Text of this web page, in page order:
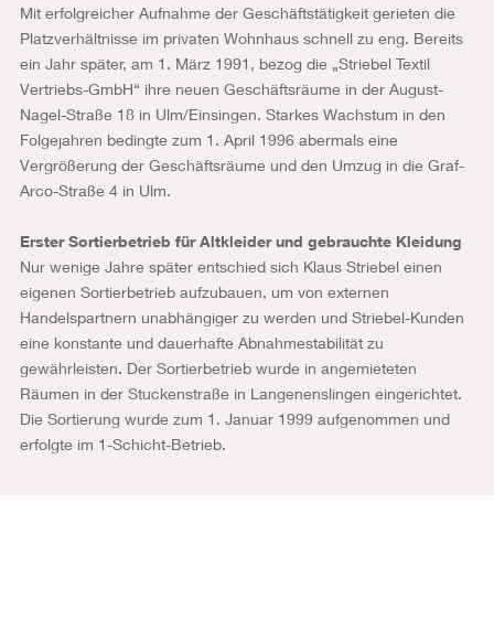
Mit erfolgreicher Aufnahme der Geschäftstätigkeit gerieten die
Platzverhältnisse im privaten Wohnhaus schnell zu eng. Bereits
ein Jahr später, am 1. März 1991, bezog die „Striebel Textil
Vertriebs-GmbH“ ihre neuen Geschäftsräume in der August-
Nagel-Straße 18 in Ulm/Einsingen. Starkes Wachstum in den
Folgejahren bedingte zum 1. April 1996 abermals eine
Vergrößerung der Geschäftsräume und den Umzug in die Graf-
Arco-Straße 4 in Ulm.
Erster Sortierbetrieb für Altkleider und gebrauchte Kleidung
Nur wenige Jahre später entschied sich Klaus Striebel einen
eigenen Sortierbetrieb aufzubauen, um von externen
Handelspartnern unabhängiger zu werden und Striebel-Kunden
eine konstante und dauerhafte Abnahmestabilität zu
gewährleisten. Der Sortierbetrieb wurde in angemieteten
Räumen in der Stuckenstraße in Langenenslingen eingerichtet.
Die Sortierung wurde zum 1. Januar 1999 aufgenommen und
erfolgte im 1-Schicht-Betrieb.